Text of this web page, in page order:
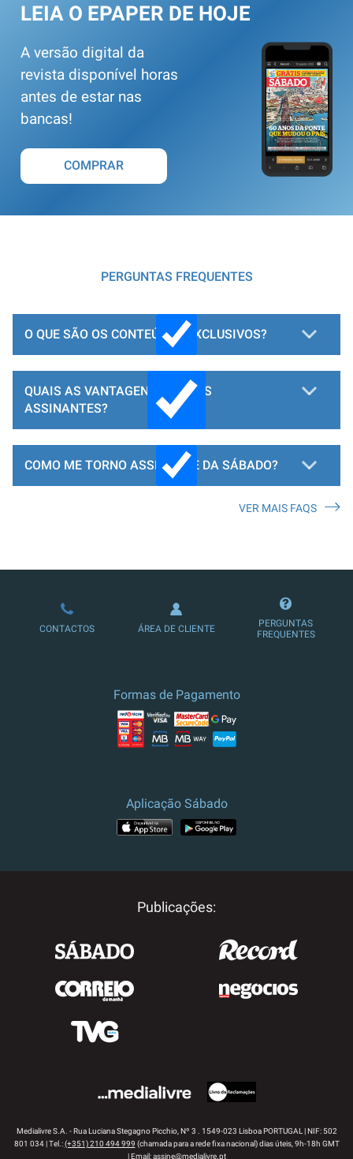
LEIA O EPAPER DE HOJE
A versão digital da
revista disponível horas
antes de estar nas
bancas!
COMPRAR
PERGUNTAS FREQUENTES
O QUE SÃO OS CONTEÚDOS EXCLUSIVOS?
QUAIS AS VANTAGENS PARA OS
ASSINANTES?
COMO ME TORNO ASSINANTE DA SÁBADO?
LOJA DE ASSINATURAS
VER MAIS FAQS
CONTACTOS ÁREA DE CLIENTE
PERGUNTAS
FREQUENTES
Formas de Pagamento
Aplicação Sábado
Publicações:
Medialivre S.A. - Rua Luciana Stegagno Picchio, Nº 3 . 1549-023 Lisboa PORTUGAL | NIF: 502
801 034 | Tel.:(+351) 210 494 999 (chamada para a rede fixa nacional) dias úteis, 9h-18h GMT
| Email:assine@medialivre.pt